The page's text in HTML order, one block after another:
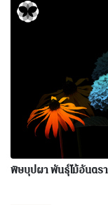
พิษบุปผา พันธุ์ไม้อันตร